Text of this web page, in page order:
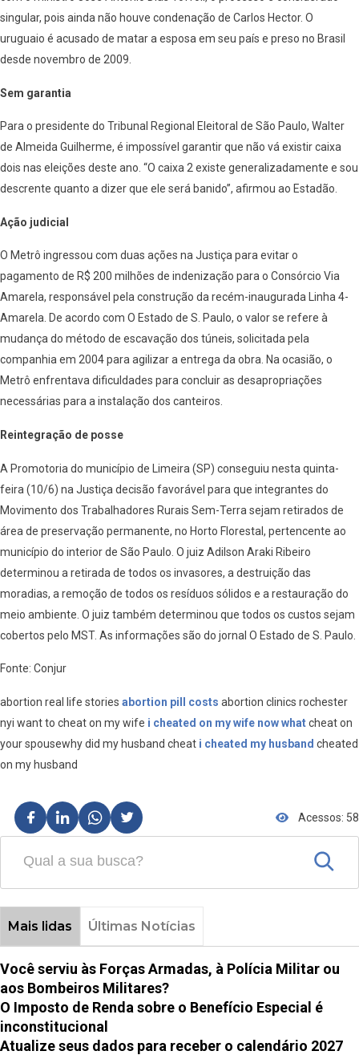
singular, pois ainda não houve condenação de Carlos Hector. O
uruguaio é acusado de matar a esposa em seu país e preso no Brasil
desde novembro de 2009.
Sem garantia
Para o presidente do Tribunal Regional Eleitoral de São Paulo, Walter
de Almeida Guilherme, é impossível garantir que não vá existir caixa
dois nas eleições deste ano. “O caixa 2 existe generalizadamente e sou
descrente quanto a dizer que ele será banido”, afirmou ao Estadão.
Ação judicial
O Metrô ingressou com duas ações na Justiça para evitar o
pagamento de R$ 200 milhões de indenização para o Consórcio Via
Amarela, responsável pela construção da recém-inaugurada Linha 4-
Amarela. De acordo com O Estado de S. Paulo, o valor se refere à
mudança do método de escavação dos túneis, solicitada pela
companhia em 2004 para agilizar a entrega da obra. Na ocasião, o
Metrô enfrentava dificuldades para concluir as desapropriações
necessárias para a instalação dos canteiros.
Reintegração de posse
A Promotoria do município de Limeira (SP) conseguiu nesta quinta-
feira (10/6) na Justiça decisão favorável para que integrantes do
Movimento dos Trabalhadores Rurais Sem-Terra sejam retirados de
área de preservação permanente, no Horto Florestal, pertencente ao
município do interior de São Paulo. O juiz Adilson Araki Ribeiro
determinou a retirada de todos os invasores, a destruição das
moradias, a remoção de todos os resíduos sólidos e a restauração do
meio ambiente. O juiz também determinou que todos os custos sejam
cobertos pelo MST. As informações são do jornal O Estado de S. Paulo.
Fonte: Conjur
abortion real life stories abortion pill costs abortion clinics rochester
nyi want to cheat on my wife i cheated on my wife now whatcheat on
your spousewhy did my husband cheat i cheated my husband cheated
on my husband
Acessos: 58
Mais lidas Últimas Notícias
Você serviu às Forças Armadas, à Polícia Militar ou
aos Bombeiros Militares?
O Imposto de Renda sobre o Benefício Especial é
inconstitucional
Atualize seus dados para receber o calendário 2027